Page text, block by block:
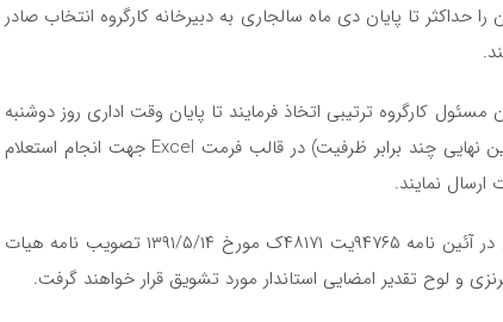
حداکثر تا پایان دی ماه سالجاری به دبیرخانه کارگروه انتخاب صادر
کارگروه ترتیبی اتخاذ فرمایند تا پایان وقت اداری روز دوشنبه
مورخ ۱۴۰۲/۱۰/۱۸ جدول فهرست و مشخصات منتخبین نهایی چند برابر ظرفیت) در قالب فرمت Excel جهت انجام استعلام
ارسال نمایند.
۱۶- صادر کنندگان برگزیده استانی طبق ضوابط مندرج در آئین نامه ۹۴۷۶۵یت ۴۸۱۷۱ک مورخ ۱۳۹۱/۵/۱۴ تصویب نامه هیات
و لوح تقدیر امضایی استاندار مورد تشویق قرار خواهند گرفت.